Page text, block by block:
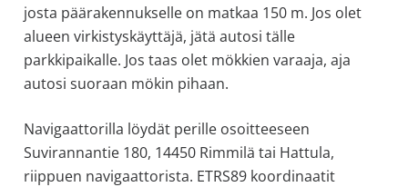
josta päärakennukselle on matkaa 150 m. Jos olet
alueen virkistyskäyttäjä, jätä autosi tälle
parkkipaikalle. Jos taas olet mökkien varaaja, aja
autosi suoraan mökin pihaan.
Navigaattorilla löydät perille osoitteeseen
Suvirannantie 180, 14450 Rimmilä tai Hattula,
riippuen navigaattorista. ETRS89 koordinaatit